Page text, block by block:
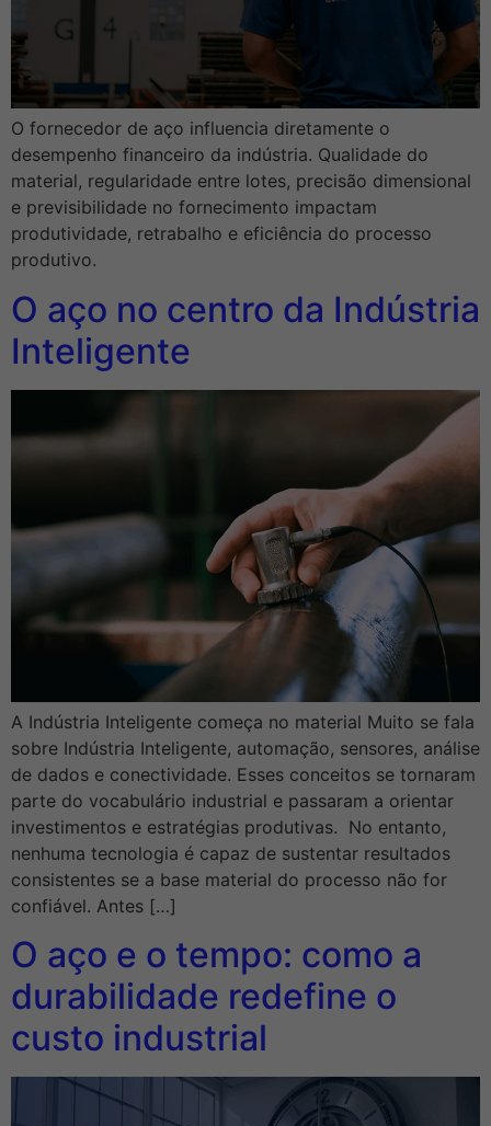
O fornecedor de aço influencia diretamente o
desempenho financeiro da indústria. Qualidade do
material, regularidade entre lotes, precisão dimensional
e previsibilidade no fornecimento impactam
produtividade, retrabalho e eficiência do processo
produtivo.
O aço no centro da Indústria
Inteligente
A Indústria Inteligente começa no material Muito se fala
sobre Indústria Inteligente, automação, sensores, análise
de dados e conectividade. Esses conceitos se tornaram
parte do vocabulário industrial e passaram a orientar
investimentos e estratégias produtivas. No entanto,
nenhuma tecnologia é capaz de sustentar resultados
consistentes se a base material do processo não for
confiável. Antes […]
O aço e o tempo: como a
durabilidade redefine o
custo industrial